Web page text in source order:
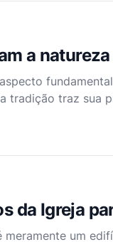
a natureza
tradição traz sua
da Igreja
um